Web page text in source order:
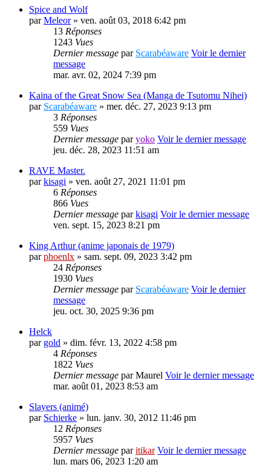
Spice and Wolf
parMeleor» ven. août 03, 2018 6:42 pm
13 Réponses
1243 Vues
Dernier message par Scarabéaware Voir le dernier
message
mar. avr. 02, 2024 7:39 pm
Kaina of the Great Snow Sea (Manga de Tsutomu Nihei)
par Scarabéaware » mer. déc. 27, 2023 9:13 pm
3 Réponses
559 Vues
Dernier message paryoko Voir le dernier message
jeu. déc. 28, 2023 11:51 am
RAVE Master.
parkisagi » ven. août 27, 2021 11:01 pm
6 Réponses
866 Vues
Dernier message parkisagi Voir le dernier message
ven. sept. 15, 2023 8:21 pm
King Arthur (anime japonais de 1979)
parphoenlx » sam. sept. 09, 2023 3:42 pm
24 Réponses
1930 Vues
Dernier message par Scarabéaware Voir le dernier
message
jeu. oct. 30, 2025 9:36 pm
Helck
par gold » dim. févr. 13, 2022 4:58 pm
4 Réponses
1822 Vues
Dernier message parMaurel Voir le dernier message
mar. août 01, 2023 8:53 am
Slayers (animé)
par Schierke » lun. janv. 30, 2012 11:46 pm
12 Réponses
5957 Vues
Dernier message paritikar Voir le dernier message
lun. mars 06, 2023 1:20 am